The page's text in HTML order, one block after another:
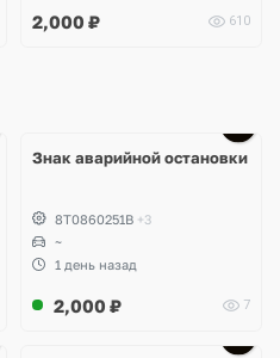
2,000 ₽ 610
Знак аварийной остановки
8T0860251B +3
~
1 день назад
2,000 ₽ 7